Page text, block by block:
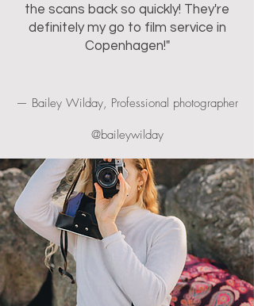
the scans back so quickly! They're
definitely my go to film service in
Copenhagen!"
— Bailey Wilday, Professional photographer
@baileywilday